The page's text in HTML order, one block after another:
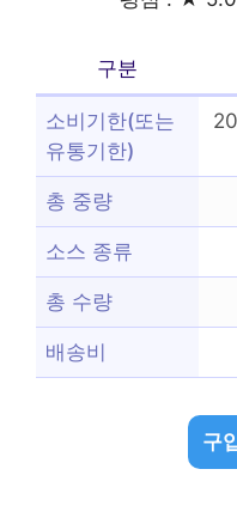
구분
소비기한(또는
유통기한)
총 중량
소스 종류
총 수량
배송비
구